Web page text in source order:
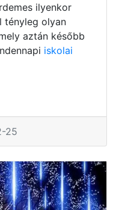
ilyenkor
tényleg olyan
aztán később
iskolai
25